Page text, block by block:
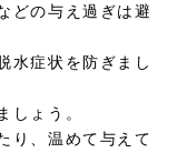
どの与え過ぎは避
水症状を防ぎまし
しょう。
り、温めて与えて